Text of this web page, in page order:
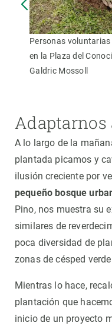
Personas
en la Plaza del
Galdric Mossoll
A lo largo de la
plantada picamos y
ilusión creciente por
pequeño bosque
Pino, nos muestra su
similares de
poca diversidad de
zonas de césped
Mientras lo hace,
plantación que
inicio de un proyecto